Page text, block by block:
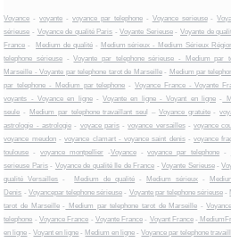
Voyance -voyante -voyance par telephone- Voyance serieuse-
sérieuse - Voyance de qualité Paris -Voyante Serieuse-Voyante de
France - Medium de qualité- Medium sérieux - Medium Sérieux
telephone sérieuse -Voyante par telephone sérieuse - Medium par
Marseille - Voyante par telephone tarot de Marseille- Medium par
par telephone - Medium par telephone -Voyance France - Voyante
voyants - Voyance en ligne-Voyante en ligne - Voyant en ligne-
seule - Medium par telephone travaillant seu l – Voyance gratuite-
astrologie - astrologie- voyace paris-voyance versailles-voyance
voyance meudon-voyance clamart - voyance saint denis-voyance
toulouse -voyance montpellier-Voyance-voyance par telephone -
serieuse Paris- Voyance de qualité Ile de France -Voyante Serieuse-
qualité Versailles - Medium de qualité - Medium sérieux -
Denis - Voyancepar telephone sérieuse - Voyante par telephone sérieuse -
tarot de Marseille- Medium par telephone tarot de Marseille -
telephone - Voyance France - Voyante France - Voyant France-
en ligne -Voyant en ligne - Medium en ligne -Voyance par telephone